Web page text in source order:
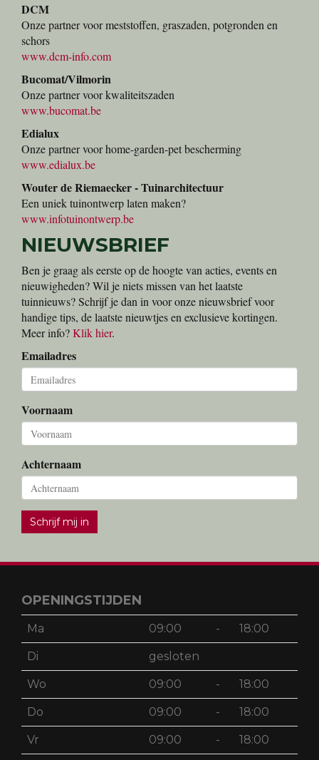
DCM
Onze partner voor meststoffen, graszaden, potgronden en
schors
www.dcm-info.com
Bucomat/Vilmorin
Onze partner voor kwaliteitszaden
www.bucomat.be
Edialux
Onze partner voor home-garden-pet bescherming
www.edialux.be
Wouter de Riemaecker - Tuinarchitectuur
Een uniek tuinontwerp laten maken?
www.infotuinontwerp.be
NIEUWSBRIEF
Ben je graag als eerste op de hoogte van acties, events en
nieuwigheden? Wil je niets missen van het laatste
tuinnieuws? Schrijf je dan in voor onze nieuwsbrief voor
handige tips, de laatste nieuwtjes en exclusieve kortingen.
Meer info?Klik hier.
Emailadres
Voornaam
Achternaam
Schrijf mij in
OPENINGSTIJDEN
Ma 09:00 - 18:00
Di gesloten
Wo 09:00 - 18:00
Do 09:00 - 18:00
Vr 09:00 - 18:00